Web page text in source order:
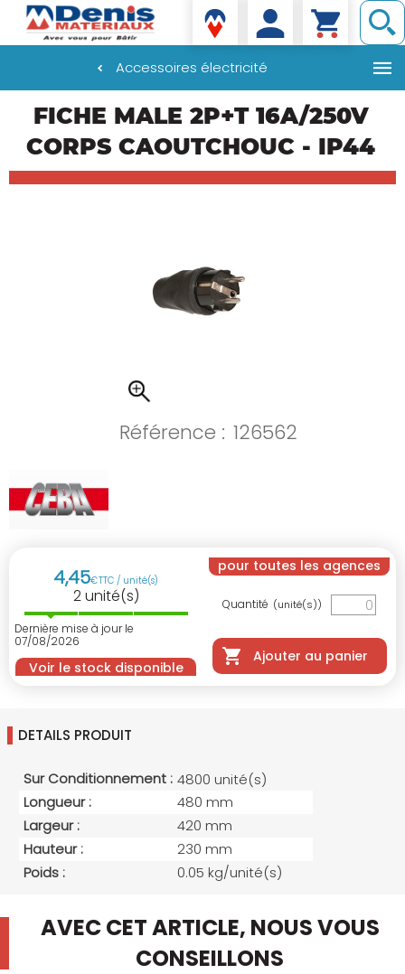
principal
Denis matériaux
Accessoires électricité
FICHE MALE 2P+T 16A/250V
CORPS CAOUTCHOUC - IP44
Référence : 126562
4,45€TTC / unité(s)
2unité(s)
Dernière mise à jour le
07/08/2026
Voir le stock disponible
pour toutes les agences
Quantité (unité(s))
Ajouter au panier
DETAILS PRODUIT
Sur Conditionnement : 4800 unité(s)
Longueur :
480 mm
Largeur :
420 mm
Hauteur :
230 mm
Poids :
0.05 kg/unité(s)
AVEC CET ARTICLE, NOUS VOUS
CONSEILLONS